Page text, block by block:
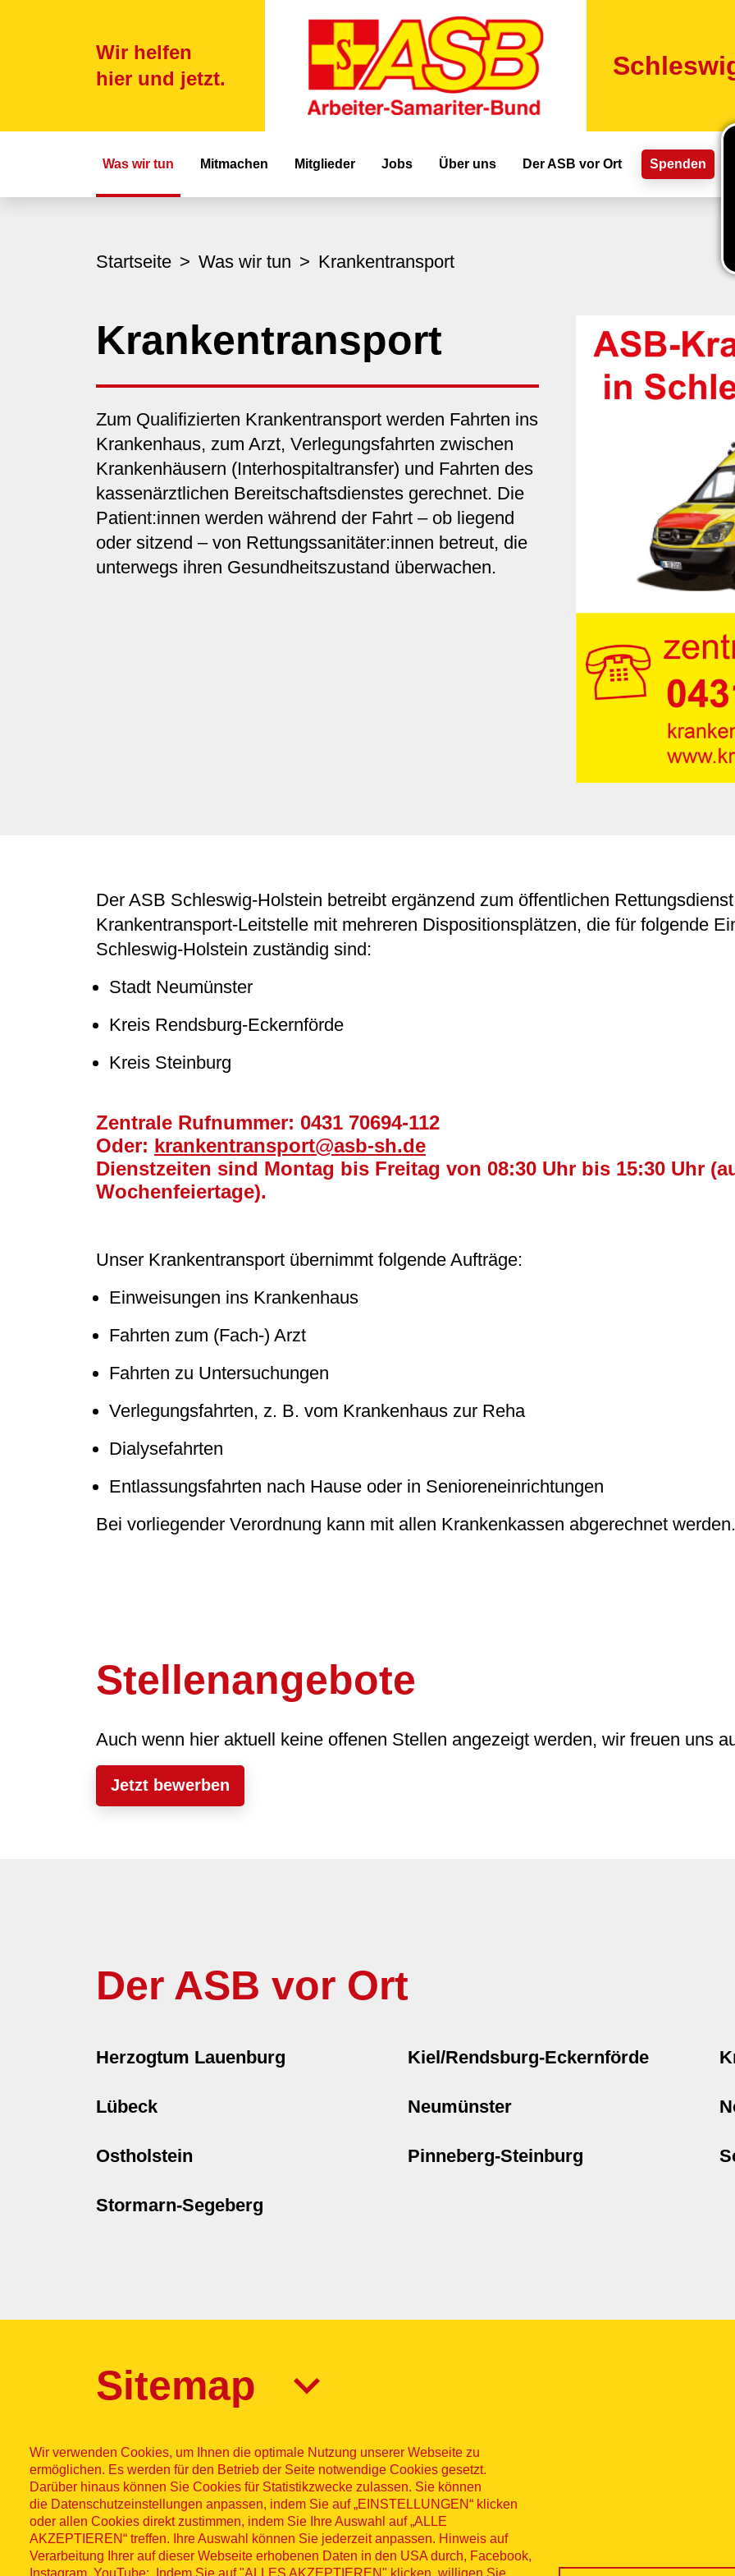
Wir helfen
hier und jetzt.
Hauptnavigation
Was wir tun Mitmachen Mitglieder Jobs Über uns Der ASB vor Ort Spenden
Startseite Was wir tun Krankentransport
Krankentransport
Zum Qualifizierten Krankentransport werden Fahrten ins
Krankenhaus, zum Arzt, Verlegungsfahrten zwischen
Krankenhäusern (Interhospitaltransfer) und Fahrten des
kassenärztlichen Bereitschaftsdienstes gerechnet. Die
Patient:innen werden während der Fahrt – ob liegend
oder sitzend – von Rettungssanitäter:innen betreut, die
unterwegs ihren Gesundheitszustand überwachen.
Der ASB Schleswig-Holstein betreibt ergänzend zum öffentlichen
Krankentransport-Leitstelle mit mehreren Dispositionsplätzen, die für folgende
Schleswig-Holstein zuständig sind:
Stadt Neumünster
Kreis Rendsburg-Eckernförde
Kreis Steinburg
Zentrale Rufnummer: 0431 70694-112
Oder: krankentransport@asb-sh.de
Dienstzeiten sind Montag bis Freitag von 08:30 Uhr bis 15:30 Uhr
Wochenfeiertage).
Unser Krankentransport übernimmt folgende Aufträge:
Einweisungen ins Krankenhaus
Fahrten zum (Fach-) Arzt
Fahrten zu Untersuchungen
Verlegungsfahrten, z. B. vom Krankenhaus zur Reha
Dialysefahrten
Entlassungsfahrten nach Hause oder in Senioreneinrichtungen
Bei vorliegender Verordnung kann mit allen Krankenkassen abgerechnet werden.
Stellenangebote
Auch wenn hier aktuell keine offenen Stellen angezeigt werden, wir freuen uns
Jetzt bewerben
Der ASB vor Ort
Herzogtum Lauenburg Kiel/Rendsburg-Eckernförde
Lübeck Neumünster
Ostholstein Pinneberg-Steinburg
Stormarn-Segeberg
Wir verwenden Cookies, um Ihnen die optimale Nutzung unserer Webseite zu
ermöglichen. Es werden für den Betrieb der Seite notwendige Cookies gesetzt.
Darüber hinaus können Sie Cookies für Statistikzwecke zulassen. Sie können
die Datenschutzeinstellungen anpassen, indem Sie auf „EINSTELLUNGEN“ klicken
oder allen Cookies direkt zustimmen, indem Sie Ihre Auswahl auf „ALLE
AKZEPTIEREN“ treffen. Ihre Auswahl können Sie jederzeit anpassen. Hinweis auf
Verarbeitung Ihrer auf dieser Webseite erhobenen Daten in den USA durch, Facebook,
Sitemap
© ASB
2026
Fußzeilenmenü
Impressum Datenschutz
Widerruf